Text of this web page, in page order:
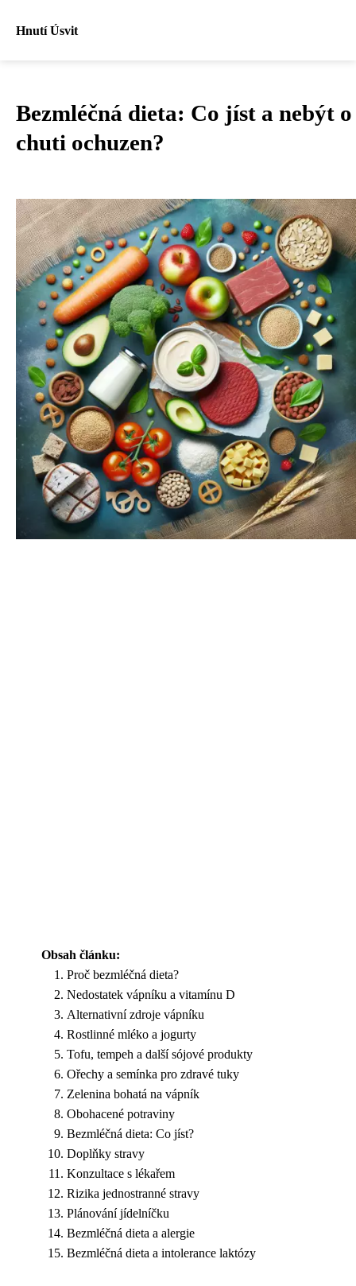
Hnutí Úsvit
Bezmléčná dieta: Co jíst a nebýt o
chuti ochuzen?
Obsah článku:
Proč bezmléčná dieta?
Nedostatek vápníku a vitamínu D
Alternativní zdroje vápníku
Rostlinné mléko a jogurty
Tofu, tempeh a další sójové produkty
Ořechy a semínka pro zdravé tuky
Zelenina bohatá na vápník
Obohacené potraviny
Bezmléčná dieta: Co jíst?
Doplňky stravy
Konzultace s lékařem
Rizika jednostranné stravy
Plánování jídelníčku
Bezmléčná dieta a alergie
Bezmléčná dieta a intolerance laktózy